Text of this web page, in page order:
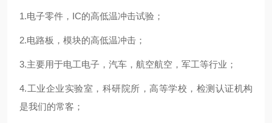
1.电子零件，IC的高低温冲击试验；
2.电路板，模块的高低温冲击；
3.主要用于电工电子，汽车，航空航空，军工等行业；
4.工业企业实验室，科研院所，高等学校，检测认证机构
是我们的常客；